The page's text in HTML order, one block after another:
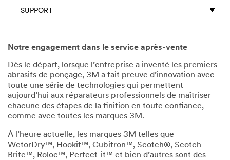
SUPPORT
Notre engagement dans le service après-vente
Dès le départ, lorsque l’entreprise a inventé les premiers
abrasifs de ponçage, 3M a fait preuve d’innovation avec
toute une série de technologies qui permettent
aujourd’hui aux réparateurs professionnels de maîtriser
chacune des étapes de la finition en toute confiance,
comme avec toutes les marques 3M.
À l’heure actuelle, les marques 3M telles que
WetorDry™, Hookit™, Cubitron™, Scotch®, Scotch-
Brite™, Roloc™, Perfect-it™ et bien d’autres sont des